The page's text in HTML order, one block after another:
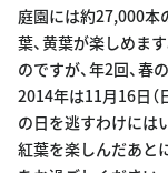
庭園には約27,000本
葉、黄葉が楽しめま
のですが、年2回、春
2014年は11月16日（
の日を逃すわけには
紅葉を楽しんだあと